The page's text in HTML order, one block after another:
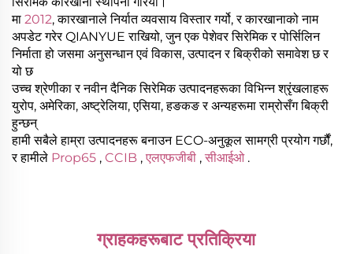
मा 2012, कारखानाले निर्यात व्यवसाय विस्तार गर्यो, र कारखानाको नाम
अपडेट गरेर QIANYUE राखियो, जुन एक पेशेवर सिरेमिक र पोर्सिलिन
निर्माता हो जसमा अनुसन्धान एवं विकास, उत्पादन र बिक्रीको समावेश छ र
यो छ
उच्च श्रेणीका र नवीन दैनिक सिरेमिक उत्पादनहरूका विभिन्न श्रृंखलाहरू
युरोप, अमेरिका, अष्ट्रेलिया, एसिया, हङकङ र अन्यहरूमा राम्रोसँग बिक्री
हुन्छन्
हामी सबैले हाम्रा उत्पादनहरू बनाउन ECO-अनुकूल सामग्री प्रयोग गर्छौं,
र हामीले Prop65 , CCIB , एलएफजीबी , सीआईओ .
ग्राहकहरूबाट प्रतिक्रिया